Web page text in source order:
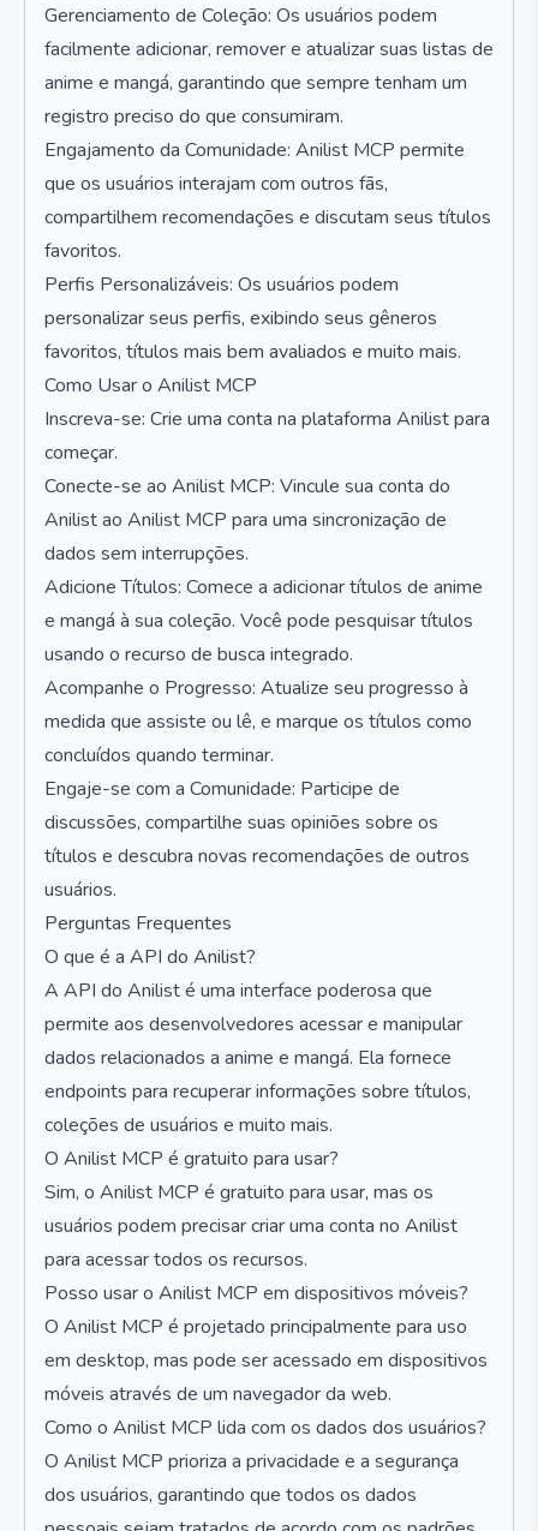
Gerenciamento de Coleção: Os usuários podem
facilmente adicionar, remover e atualizar suas listas de
anime e mangá, garantindo que sempre tenham um
registro preciso do que consumiram.
Engajamento da Comunidade: Anilist MCP permite
que os usuários interajam com outros fãs,
compartilhem recomendações e discutam seus títulos
favoritos.
Perfis Personalizáveis: Os usuários podem
personalizar seus perfis, exibindo seus gêneros
favoritos, títulos mais bem avaliados e muito mais.
Como Usar o Anilist MCP
Inscreva-se: Crie uma conta na plataforma Anilist para
começar.
Conecte-se ao Anilist MCP: Vincule sua conta do
Anilist ao Anilist MCP para uma sincronização de
dados sem interrupções.
Adicione Títulos: Comece a adicionar títulos de anime
e mangá à sua coleção. Você pode pesquisar títulos
usando o recurso de busca integrado.
Acompanhe o Progresso: Atualize seu progresso à
medida que assiste ou lê, e marque os títulos como
concluídos quando terminar.
Engaje-se com a Comunidade: Participe de
discussões, compartilhe suas opiniões sobre os
títulos e descubra novas recomendações de outros
usuários.
Perguntas Frequentes
O que é a API do Anilist?
A API do Anilist é uma interface poderosa que
permite aos desenvolvedores acessar e manipular
dados relacionados a anime e mangá. Ela fornece
endpoints para recuperar informações sobre títulos,
coleções de usuários e muito mais.
O Anilist MCP é gratuito para usar?
Sim, o Anilist MCP é gratuito para usar, mas os
usuários podem precisar criar uma conta no Anilist
para acessar todos os recursos.
Posso usar o Anilist MCP em dispositivos móveis?
O Anilist MCP é projetado principalmente para uso
em desktop, mas pode ser acessado em dispositivos
móveis através de um navegador da web.
Como o Anilist MCP lida com os dados dos usuários?
O Anilist MCP prioriza a privacidade e a segurança
dos usuários, garantindo que todos os dados